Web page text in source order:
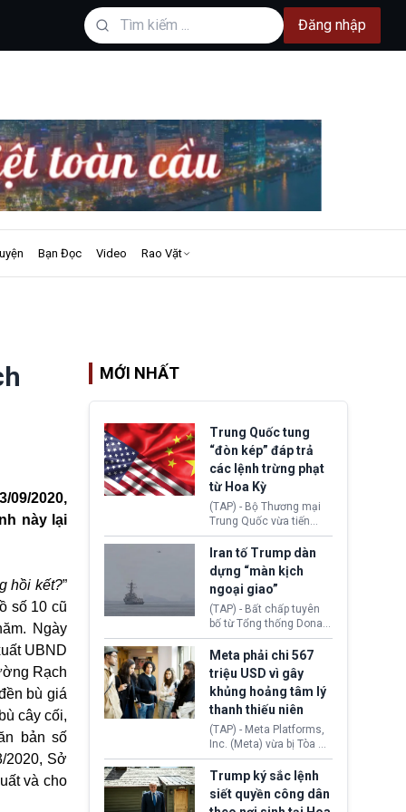
Đăng nhập
Bạn Đọc Video Rao Vặt
09/2020,
này lại
hồi kết?”
số 10 cũ
Ngày
UBND
Rạch
bù giá
cây cối,
bản số
2020, Sở
và cho
MỚI NHẤT
Trung Quốc tung
“đòn kép” đáp trả
các lệnh trừng phạt
từ Hoa Kỳ
(TAP) - Bộ Thương mại
Trung Quốc vừa tiến
hành áp đặt lệnh trừng
phạt lên hàng loạt thực
thể và siết chặt kiểm
soát xuất khẩu máy bay
không người lái (UAV)
sang Hoa Kỳ. Động thái
này nhằm đáp trả các
biện pháp hạn chế
thương mại, áp thuế mới
cùng lệnh cấm công
nghệ gần đây từ phía
Washington.
Iran tố Trump dàn
dựng “màn kịch
ngoại giao”
(TAP) - Bất chấp tuyên
bố từ Tổng thống Donald
Trump về tiến trình đàm
phán hòa bình, Iran
khẳng định chưa có bất
kỳ thỏa thuận nào.
Tehran cho rằng, Hoa Kỳ
chỉ đang dàn dựng “màn
kịch ngoại giao” để xoa
dịu căng thẳng.
Meta phải chi 567
triệu USD vì gây
khủng hoảng tâm lý
thanh thiếu niên
(TAP) - Meta Platforms,
Inc. (Meta) vừa bị Tòa án
bang New Mexico yêu
cầu đóng góp 567 triệu
USD vào một quỹ khắc
phục hậu quả. Quyết
Trump ký sắc lệnh
siết quyền công dân